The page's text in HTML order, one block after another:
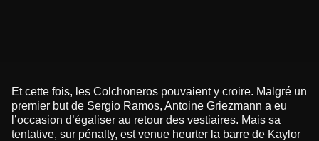
Et cette fois, les Colchoneros pouvaient y croire. Malgré un
premier but de Sergio Ramos, Antoine Griezmann a eu
l’occasion d’égaliser au retour des vestiaires. Mais sa
tentative, sur pénalty, est venue heurter la barre de Kaylor